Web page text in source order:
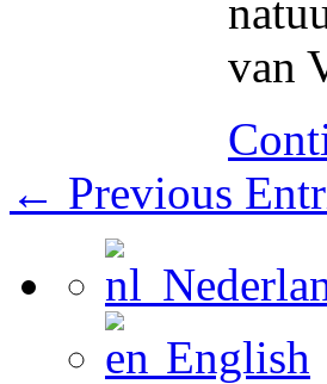
van
← Previous
English